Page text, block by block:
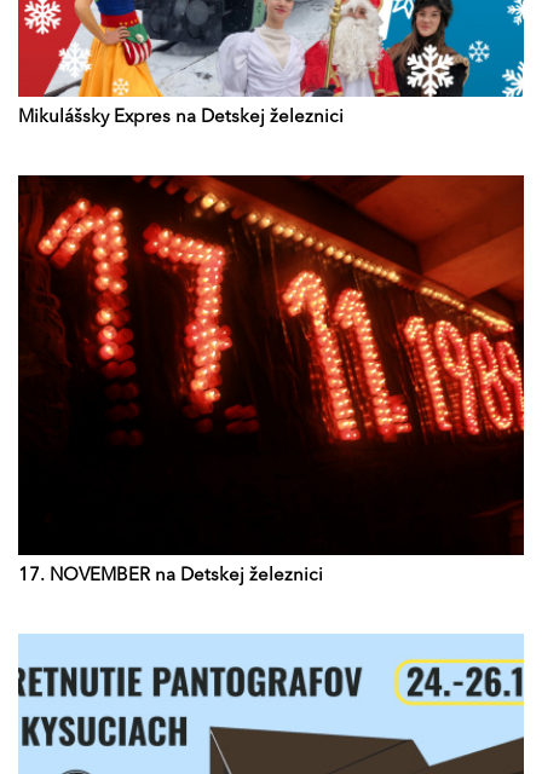
Mikulášsky Expres na Detskej železnici
17. NOVEMBER na Detskej železnici